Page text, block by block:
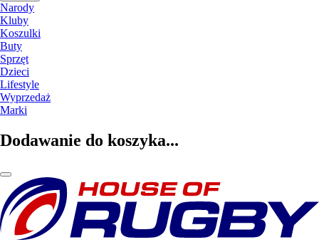
Narody
Kluby
Koszulki
Buty
Sprzęt
Dzieci
Lifestyle
Wyprzedaż
Marki
Dodawanie do koszyka...